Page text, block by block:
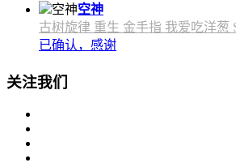
空神
古树旋律 重生 金手指 我爱吃洋葱
已确认，感谢
关注我们